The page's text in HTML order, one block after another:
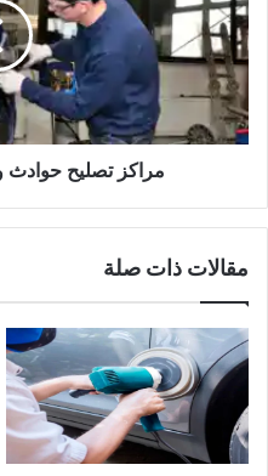
ي
ة
ا
س
ي
ا
م
ر
ك
ي
ك
ز
ت
ص
ل
ي
د
س
م
ر
ة
مراكز تصليح
مقالات ذات صلة